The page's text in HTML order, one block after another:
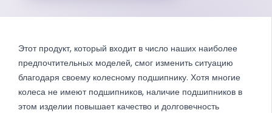
Этот продукт, который входит в число наших наиболее
предпочтительных моделей, смог изменить ситуацию
благодаря своему колесному подшипнику. Хотя многие
колеса не имеют подшипников, наличие подшипников в
этом изделии повышает качество и долговечность